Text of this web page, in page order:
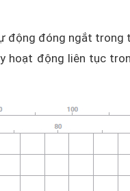
động đóng ngắt trong
hoạt động liên tục